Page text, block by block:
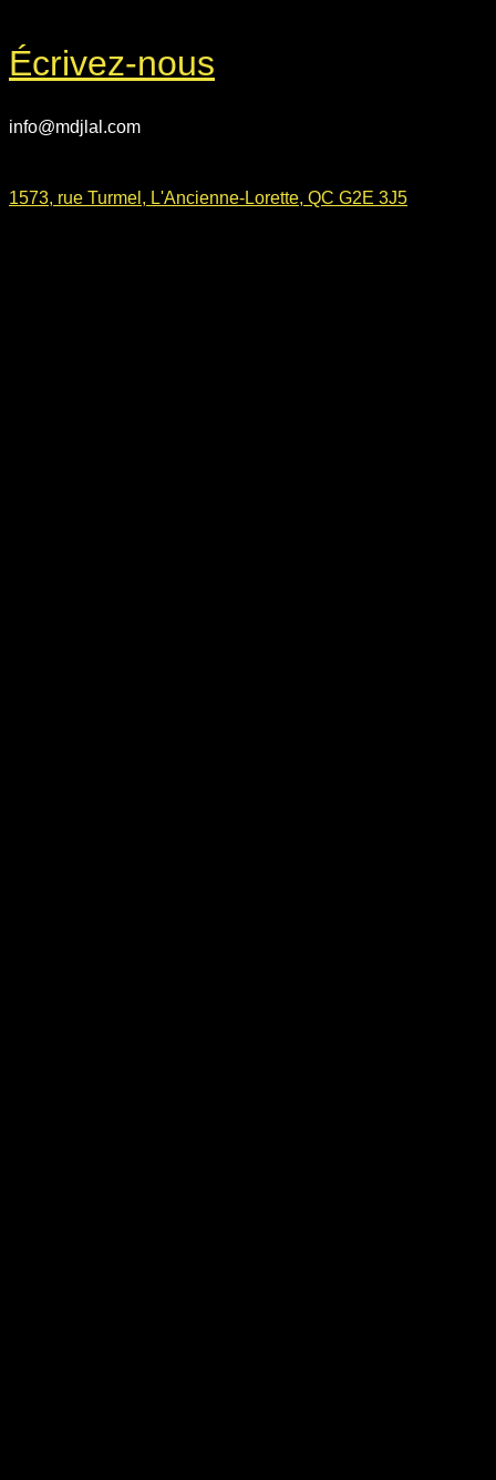
Écrivez-nous
info@mdjlal.com
1573, rue Turmel, L'Ancienne-Lorette, QC G2E 3J5